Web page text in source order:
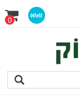
0